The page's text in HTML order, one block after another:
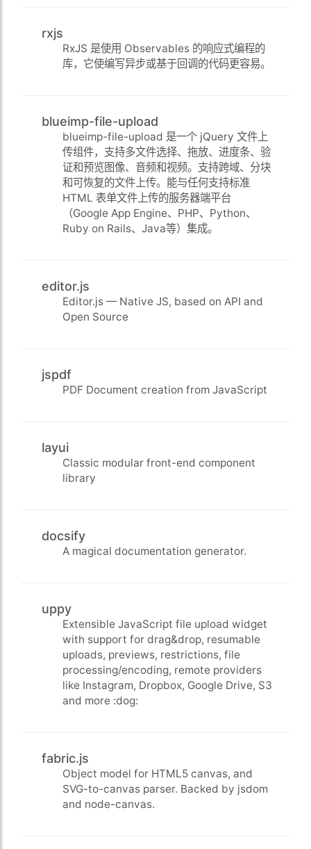
rxjs
RxJS 是使用 Observables 的响应式编程的
库，它使编写异步或基于回调的代码更容易。
blueimp-file-upload
blueimp-file-upload 是一个 jQuery 文件上
传组件，支持多文件选择、拖放、进度条、验
证和预览图像、音频和视频。支持跨域、分块
和可恢复的文件上传。能与任何支持标准
HTML 表单文件上传的服务器端平台
（Google App Engine、PHP、Python、
Ruby on Rails、Java等）集成。
editor.js
Editor.js — Native JS, based on API and
Open Source
jspdf
PDF Document creation from JavaScript
layui
Classic modular front-end component
library
docsify
A magical documentation generator.
uppy
Extensible JavaScript file upload widget
with support for drag&drop, resumable
uploads, previews, restrictions, file
processing/encoding, remote providers
like Instagram, Dropbox, Google Drive, S3
and more :dog:
fabric.js
Object model for HTML5 canvas, and
SVG-to-canvas parser. Backed by jsdom
and node-canvas.